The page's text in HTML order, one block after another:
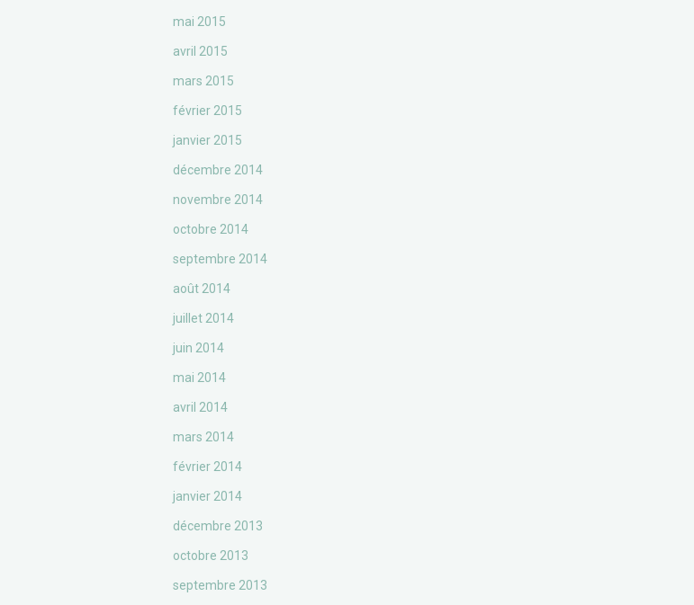
mai 2015
avril 2015
mars 2015
février 2015
janvier 2015
décembre 2014
novembre 2014
octobre 2014
septembre 2014
août 2014
juillet 2014
juin 2014
mai 2014
avril 2014
mars 2014
février 2014
janvier 2014
décembre 2013
octobre 2013
septembre 2013